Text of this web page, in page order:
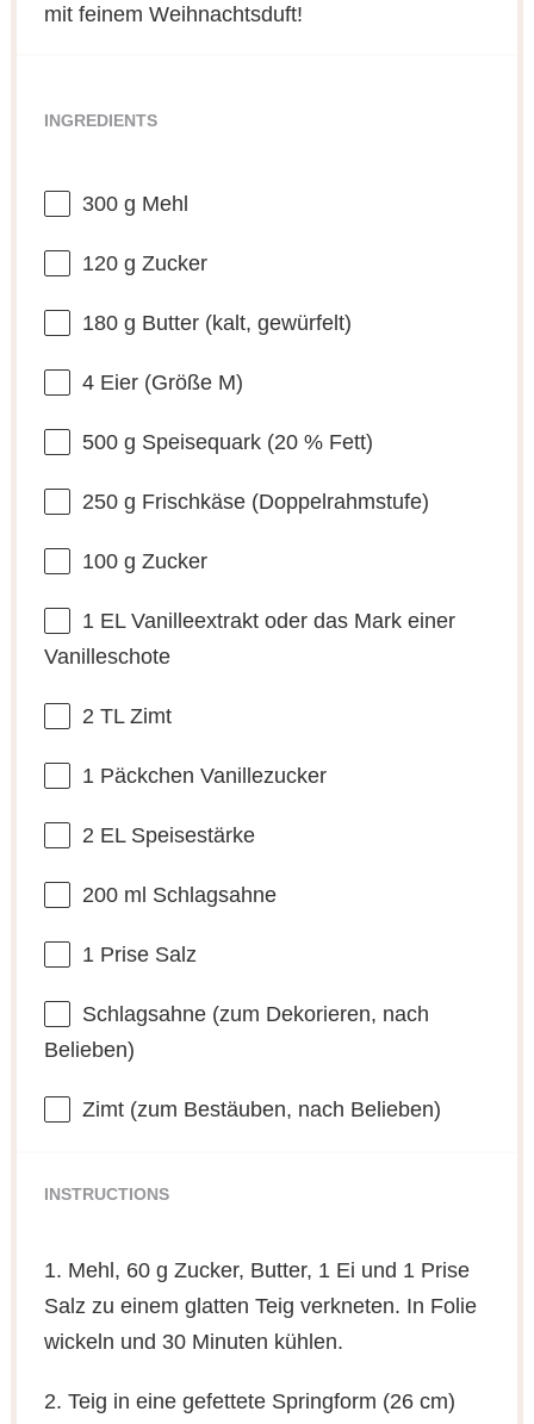
mit feinem Weihnachtsduft!
INGREDIENTS
300 g Mehl
120 g Zucker
180 g Butter (kalt, gewürfelt)
4Eier (Größe M)
500 g Speisequark (20% Fett)
250 g Frischkäse (Doppelrahmstufe)
100 g Zucker
1EL Vanilleextrakt oder das Mark einer
Vanilleschote
2 TL Zimt
1Päckchen Vanillezucker
2 EL Speisestärke
200ml Schlagsahne
1Prise Salz
Schlagsahne (zum Dekorieren, nach
Belieben)
Zimt (zum Bestäuben, nach Belieben)
INSTRUCTIONS
1. Mehl, 60 g Zucker, Butter, 1 Ei und 1 Prise
Salz zu einem glatten Teig verkneten. In Folie
wickeln und 30 Minuten kühlen.
2. Teig in eine gefettete Springform (26 cm)